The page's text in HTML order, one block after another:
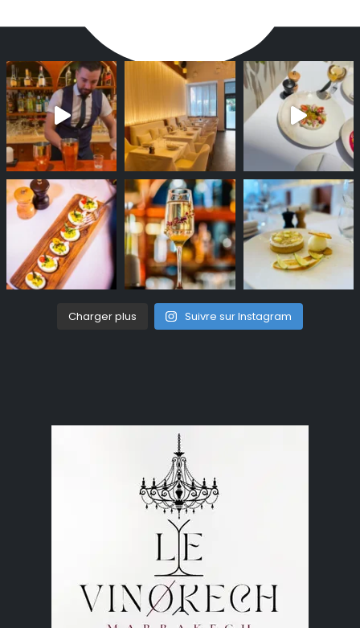
Charger plus Suivre sur Instagram